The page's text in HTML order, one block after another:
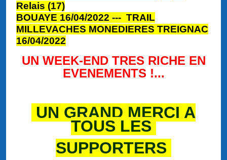
Relais (17)
BOUAYE 16/04/2022 --- TRAIL
MILLEVACHES MONEDIERES TREIGNAC
16/04/2022
UN WEEK-END TRES RICHE EN
EVENEMENTS !...
UN GRAND MERCI A
TOUS LES
SUPPORTERS